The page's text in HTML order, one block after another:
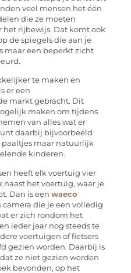
veel mensen het één
die ze moeten
rijbewijs. Dat komt ook
de spiegels die aan je
maar een beperkt zicht
te maken en
er een
markt gebracht. Dit
maken om tijdens
van alles wat er
daarbij bijvoorbeeld
maar natuurlijk
kinderen.
heeft elk voertuig vier
naast het voertuig, waar je
Dan is een waeco
camera die je een volledig
er zich rondom het
ieder jaar nog steeds te
voertuigen of fietsers
gezien worden. Daarbij is
ze niet gezien werden
bevonden, op het